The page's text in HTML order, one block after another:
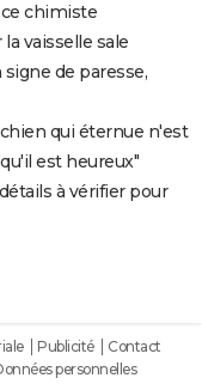
chimiste
vaisselle sale
de paresse,
qui éternue n'est
est heureux"
à vérifier pour
Publicité
Contact
personnelles